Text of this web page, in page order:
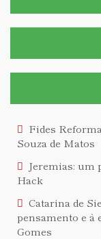
Fides
Souza de Matos
Jeremias: um
Hack
Catarina de
pensamento e à
Gomes